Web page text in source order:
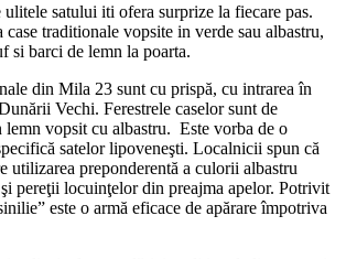
satului iti ofera surprize la fiecare pas.
traditionale vopsite in verde sau albastru,
si barci de lemn la poarta.
din Mila 23 sunt cu prispă, cu intrarea în
Vechi. Ferestrele caselor sunt de
vopsit cu albastru. Este vorba de o
satelor lipoveneşti. Localnicii spun că
utilizarea preponderentă a culorii albastru
pereţii locuinţelor din preajma apelor. Potrivit
este o armă eficace de apărare împotriva